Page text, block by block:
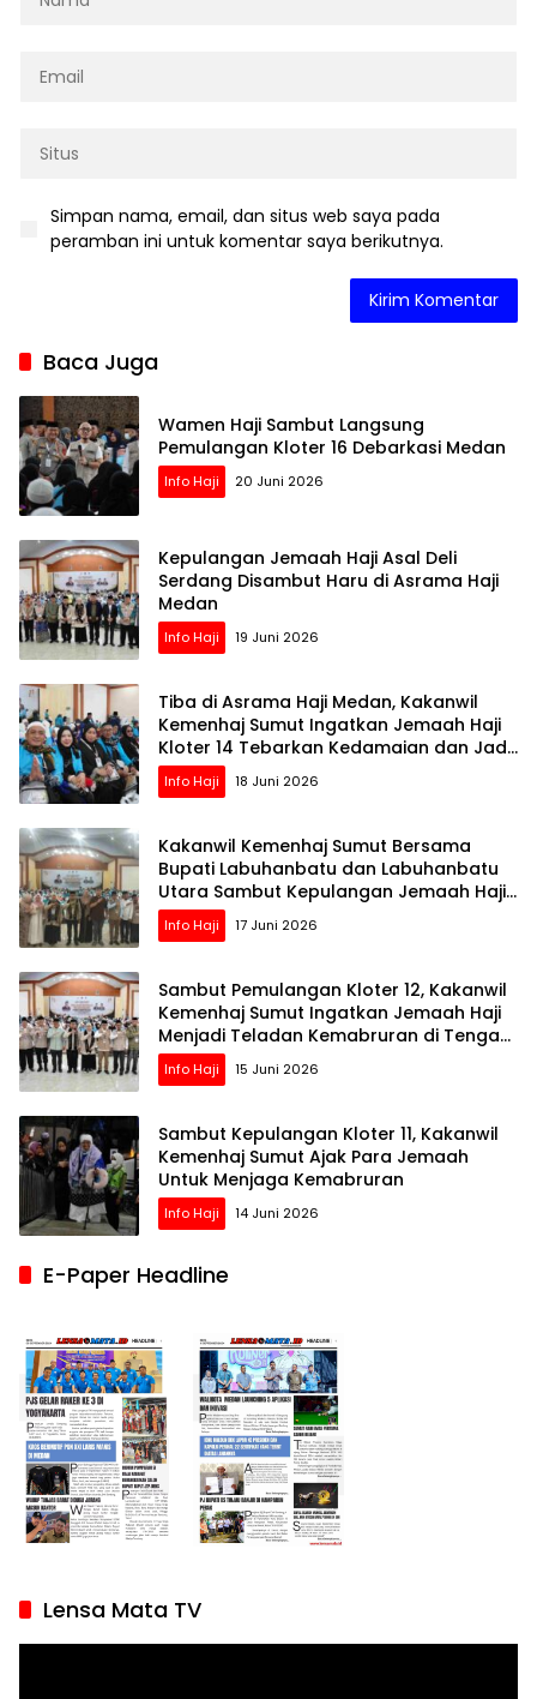
Simpan nama, email, dan situs web saya pada
peramban ini untuk komentar saya berikutnya.
Baca Juga
Wamen Haji Sambut Langsung
Pemulangan Kloter 16 Debarkasi Medan
Info Haji 20 Juni 2026
Kepulangan Jemaah Haji Asal Deli
Serdang Disambut Haru di Asrama Haji
Medan
Info Haji 19 Juni 2026
Tiba di Asrama Haji Medan, Kakanwil
Kemenhaj Sumut Ingatkan Jemaah Haji
Kloter 14 Tebarkan Kedamaian dan Jadi
Teladan di Tengah Masyarakat
Info Haji 18 Juni 2026
Kakanwil Kemenhaj Sumut Bersama
Bupati Labuhanbatu dan Labuhanbatu
Utara Sambut Kepulangan Jemaah Haji
Kloter 13
Info Haji 17 Juni 2026
Sambut Pemulangan Kloter 12, Kakanwil
Kemenhaj Sumut Ingatkan Jemaah Haji
Menjadi Teladan Kemabruran di Tengah
Masyarakat
Info Haji 15 Juni 2026
Sambut Kepulangan Kloter 11, Kakanwil
Kemenhaj Sumut Ajak Para Jemaah
Untuk Menjaga Kemabruran
Info Haji 14 Juni 2026
E-Paper Headline
Lensa Mata TV